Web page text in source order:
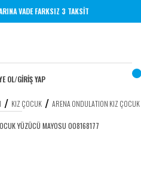
KARTLARINA VADE FARKSIZ 3 TAKSİT
OL/GİRİŞ YAP
KIZ ÇOCUK ARENA ONDULATION KIZ